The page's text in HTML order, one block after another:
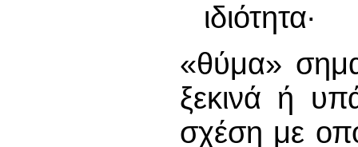
ιδιότητα∙
«θύμα»
ξεκινά ή
σχέση με